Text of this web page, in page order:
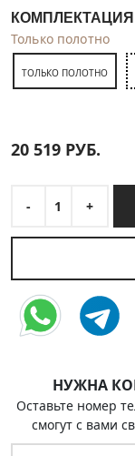
КОМПЛЕКТАЦИЯ
Только полотно
ТОЛЬКО ПОЛОТНО
20 519 РУБ.
- 1 +
НУЖНА
Оставьте номер
смогут с вами